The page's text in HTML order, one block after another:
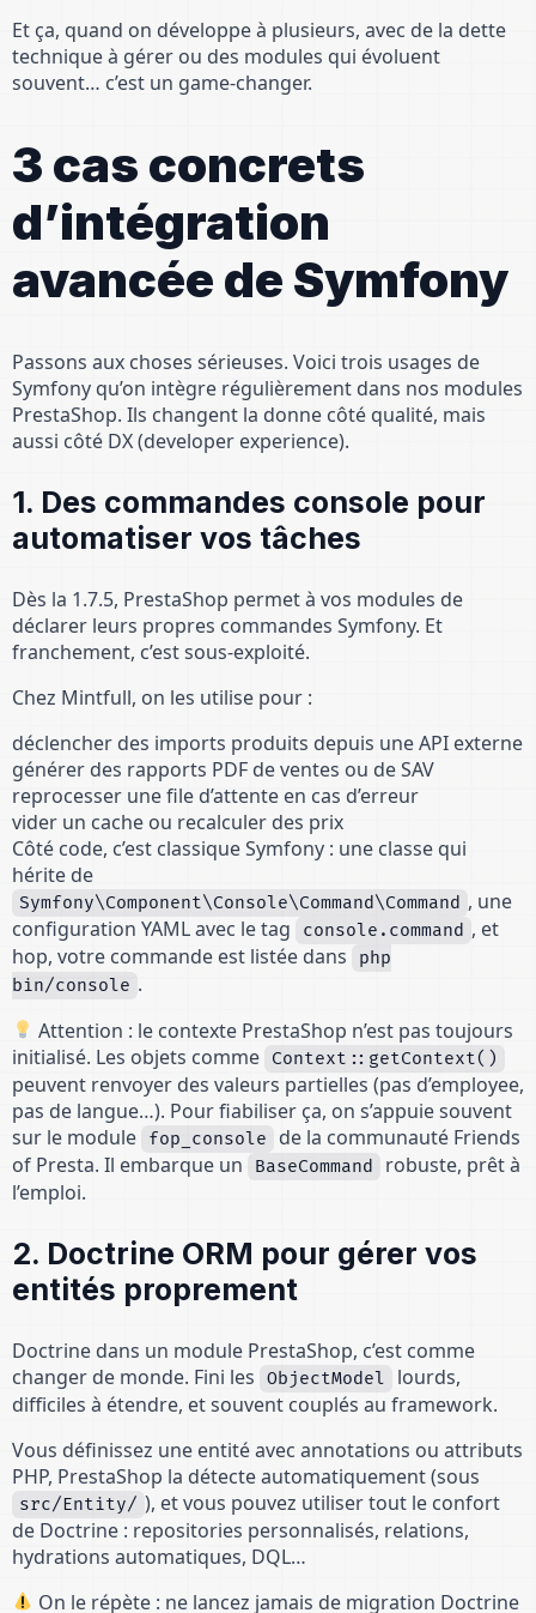
Et ça, quand on développe à plusieurs, avec de la dette
technique à gérer ou des modules qui évoluent
souvent… c’est un game-changer.
3 cas concrets
d’intégration
avancée de Symfony
Passons aux choses sérieuses. Voici trois usages de
Symfony qu’on intègre régulièrement dans nos modules
PrestaShop. Ils changent la donne côté qualité, mais
aussi côté DX (developer experience).
1. Des commandes console pour
automatiser vos tâches
Dès la 1.7.5, PrestaShop permet à vos modules de
déclarer leurs propres commandes Symfony. Et
franchement, c’est sous-exploité.
Chez Mintfull, on les utilise pour :
déclencher des imports produits depuis une API externe
générer des rapports PDF de ventes ou de SAV
reprocesser une file d’attente en cas d’erreur
vider un cache ou recalculer des prix
Côté code, c’est classique Symfony : une classe qui
hérite de
Symfony\Component\Console\Command\Command , une
configuration YAML avec le tag
console.command , et
hop, votre commande est listée dans
php
bin/console .
Attention : le contexte PrestaShop n’est pas toujours
initialisé. Les objets comme
Context::getContext()
peuvent renvoyer des valeurs partielles (pas d’employee,
pas de langue…). Pour fiabiliser ça, on s’appuie souvent
sur le module
fop_console
de la communauté Friends
of Presta. Il embarque un
BaseCommand
robuste, prêt à
l’emploi.
2. Doctrine ORM pour gérer vos
entités proprement
Doctrine dans un module PrestaShop, c’est comme
changer de monde. Fini les
ObjectModel
lourds,
difficiles à étendre, et souvent couplés au framework.
Vous définissez une entité avec annotations ou attributs
PHP, PrestaShop la détecte automatiquement (sous
src/Entity/ ), et vous pouvez utiliser tout le confort
de Doctrine : repositories personnalisés, relations,
hydrations automatiques, DQL…
On le répète : ne lancez jamais de migration Doctrine